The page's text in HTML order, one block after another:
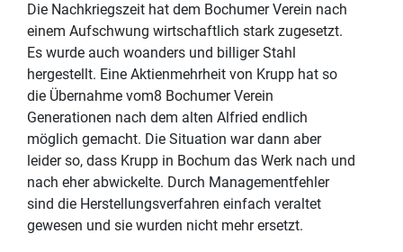
Die Nachkriegszeit hat dem Bochumer Verein nach
einem Aufschwung wirtschaftlich stark zugesetzt.
Es wurde auch woanders und billiger Stahl
hergestellt. Eine Aktienmehrheit von Krupp hat so
die Übernahme vom8 Bochumer Verein
Generationen nach dem alten Alfried endlich
möglich gemacht. Die Situation war dann aber
leider so, dass Krupp in Bochum das Werk nach und
nach eher abwickelte. Durch Managementfehler
sind die Herstellungsverfahren einfach veraltet
gewesen und sie wurden nicht mehr ersetzt.